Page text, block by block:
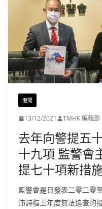
港聞
13/12/2021 TMHK 編輯部
去年向警提五
十九項 監警會
提七十項新措
監警會是日發表二零二零
沛詩指上年度無法追查的